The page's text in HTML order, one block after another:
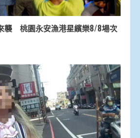
襲 桃園永安漁港星繽樂8/8場次